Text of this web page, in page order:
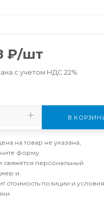
₽/шт
с учетом НДС 22%
В
на товар не указана,
форму
свяжется персональный
и
стоимость позиции и условия